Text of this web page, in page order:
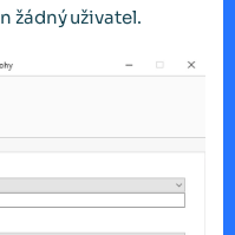
žádný uživatel.